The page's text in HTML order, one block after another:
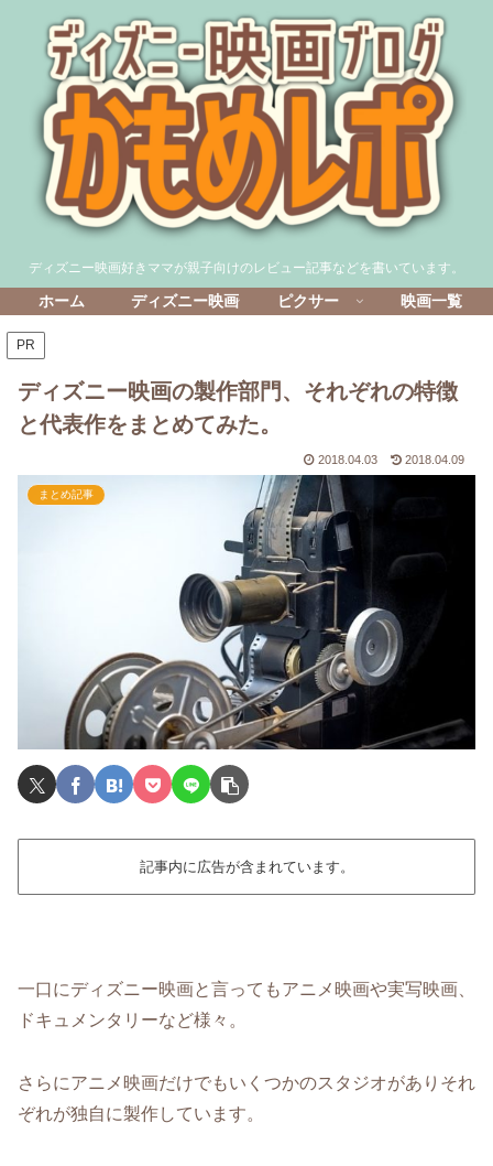
ディズニー映画好きママが親子向けのレビュー記事などを書いています。
ホーム ディズニー映画 ピクサー 映画一覧
PR
ディズニー映画の製作部門、それぞれの特徴
と代表作をまとめてみた。
2018.04.03 2018.04.09
まとめ記事
記事内に広告が含まれています。
一口にディズニー映画と言ってもアニメ映画や実写映画、
ドキュメンタリーなど様々。
さらにアニメ映画だけでもいくつかのスタジオがありそれ
ぞれが独自に製作しています。